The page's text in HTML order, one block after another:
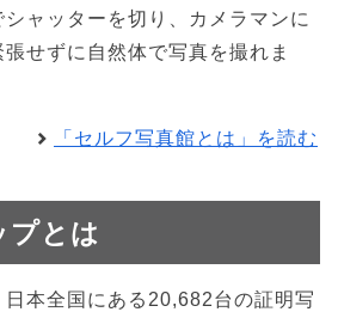
ャッターを切り、カメラマンに
せずに自然体で写真を撮れま
「セルフ写真館とは」を読む
プとは
本全国にある20,682台の証明写